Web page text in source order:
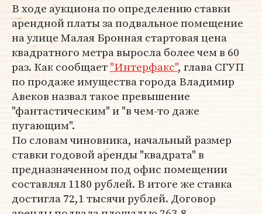
В ходе аукциона по определению ставки
арендной платы за подвальное помещение
на улице Малая Бронная стартовая цена
квадратного метра выросла более чем в 60
раз. Как сообщает"Интерфакс", глава СГУП
по продаже имущества города Владимир
Авеков назвал такое превышение
"фантастическим" и "в чем-то даже
пугающим".
По словам чиновника, начальный размер
ставки годовой аренды "квадрата" в
предназначенном под офис помещении
составлял 1180 рублей. В итоге же ставка
достигла 72,1 тысячи рублей. Договор